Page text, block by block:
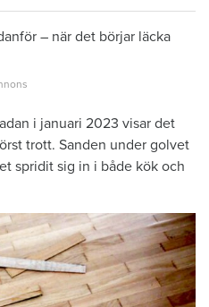
– när det börjar läcka
i januari 2023 visar det
trott. Sanden under golvet
spridit sig in i både kök och